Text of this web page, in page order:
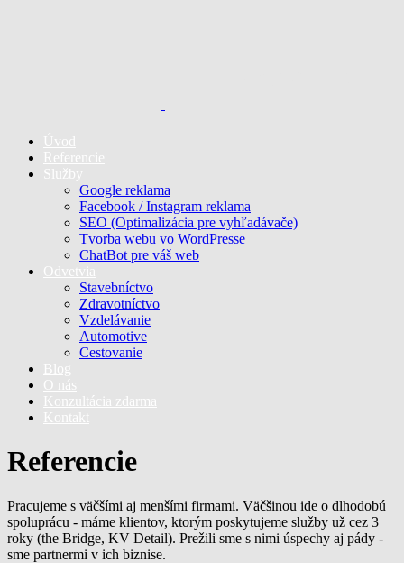
Úvod
Referencie
Služby
Google reklama
Facebook / Instagram reklama
SEO (Optimalizácia pre vyhľadávače)
Tvorba webu vo WordPresse
ChatBot pre váš web
Odvetvia
Stavebníctvo
Zdravotníctvo
Vzdelávanie
Automotive
Cestovanie
Blog
O nás
Konzultácia zdarma
Kontakt
Referencie
Pracujeme s väčšími aj menšími firmami. Väčšinou ide o dlhodobú
spoluprácu - máme klientov, ktorým poskytujeme služby už cez 3
roky (the Bridge, KV Detail). Prežili sme s nimi úspechy aj pády -
sme partnermi v ich biznise.